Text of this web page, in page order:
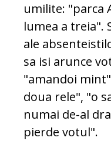
umilite: "parca
lumea a treia".
ale
sa isi arunce
"amandoi
doua rele", "o
numai de-al
pierde votul".